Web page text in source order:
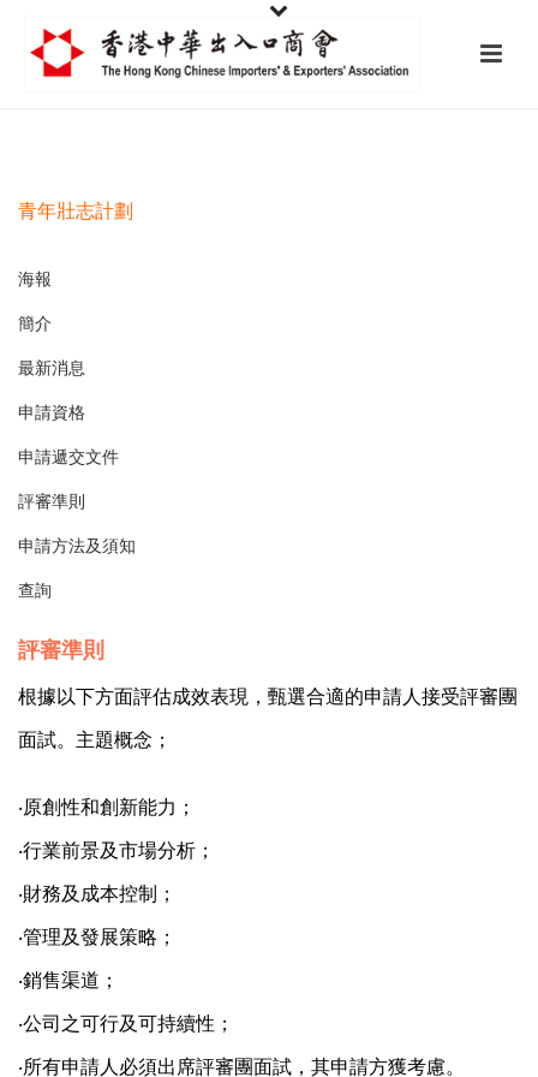
青年壯志計劃
海報
簡介
最新消息
申請資格
申請遞交文件
評審準則
申請方法及須知
查詢
評審準則
根據以下方面評估成效表現，甄選合適的申請人接受評審團
面試。主題概念；
‧原創性和創新能力；
‧行業前景及市場分析；
‧財務及成本控制；
‧管理及發展策略；
‧銷售渠道；
‧公司之可行及可持續性；
‧所有申請人必須出席評審團面試，其申請方獲考慮。